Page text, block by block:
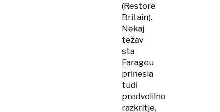
(Restore
Britain).
Nekaj
težav
sta
Farageu
prinesla
tudi
predvolilno
razkritje,